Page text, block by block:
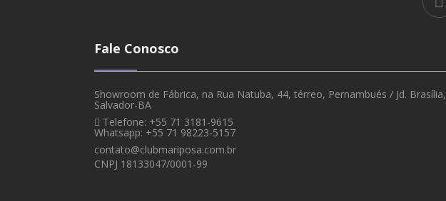
Fale Conosco
Showroom de Fábrica, na Rua Natuba, 44, térreo, Pernambués / Jd. Brasília,
Salvador-BA
Telefone: +55 71 3181-9615
Whatsapp: +55 71 98223-5157
contato@clubmariposa.com.br
CNPJ 18133047/0001-99